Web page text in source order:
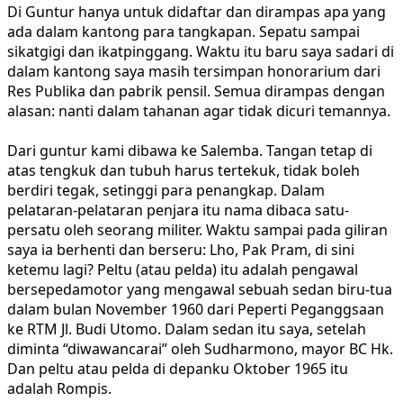
Di Guntur hanya untuk didaftar dan dirampas apa yang
ada dalam kantong para tangkapan. Sepatu sampai
sikatgigi dan ikatpinggang. Waktu itu baru saya sadari di
dalam kantong saya masih tersimpan honorarium dari
Res Publika dan pabrik pensil. Semua dirampas dengan
alasan: nanti dalam tahanan agar tidak dicuri temannya.
Dari guntur kami dibawa ke Salemba. Tangan tetap di
atas tengkuk dan tubuh harus tertekuk, tidak boleh
berdiri tegak, setinggi para penangkap. Dalam
pelataran-pelataran penjara itu nama dibaca satu-
persatu oleh seorang militer. Waktu sampai pada giliran
saya ia berhenti dan berseru: Lho, Pak Pram, di sini
ketemu lagi? Peltu (atau pelda) itu adalah pengawal
bersepedamotor yang mengawal sebuah sedan biru-tua
dalam bulan November 1960 dari Peperti Peganggsaan
ke RTM Jl. Budi Utomo. Dalam sedan itu saya, setelah
diminta “diwawancarai” oleh Sudharmono, mayor BC Hk.
Dan peltu atau pelda di depanku Oktober 1965 itu
adalah Rompis.